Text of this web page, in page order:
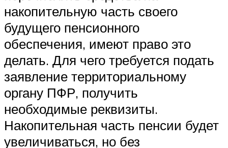
накопительную часть своего
будущего пенсионного
обеспечения, имеют право это
делать. Для чего требуется подать
заявление территориальному
органу ПФР, получить
необходимые реквизиты.
Накопительная часть пенсии будет
увеличиваться, но без